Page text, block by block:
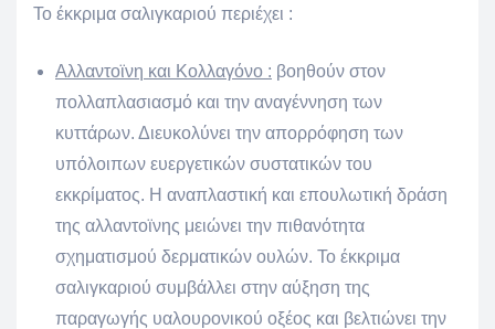
Το έκκριμα σαλιγκαριού περιέχει :
Αλλαντοϊνη και Κολλαγόνο : βοηθούν στον
πολλαπλασιασμό και την αναγέννηση των
κυττάρων. Διευκολύνει την απορρόφηση των
υπόλοιπων ευεργετικών συστατικών του
εκκρίματος. Η αναπλαστική και επουλωτική δράση
της αλλαντοϊνης μειώνει την πιθανότητα
σχηματισμού δερματικών ουλών. Το έκκριμα
σαλιγκαριού συμβάλλει στην αύξηση της
παραγωγής υαλουρονικού οξέος και βελτιώνει την